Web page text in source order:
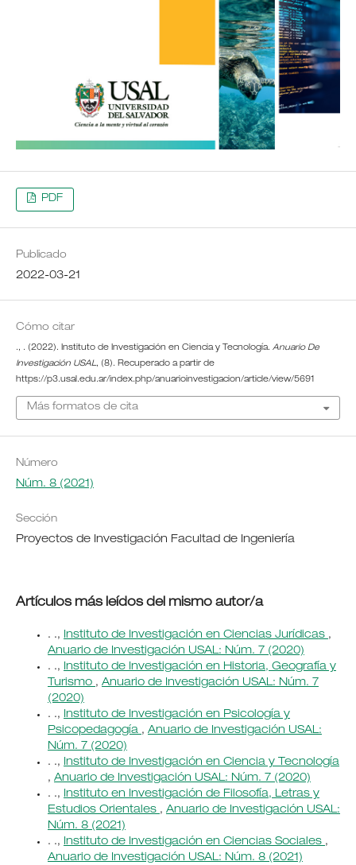
PDF
Publicado
2022-03-21
Cómo citar
., . (2022). Instituto de Investigación en Ciencia y Tecnología. Anuario De
Investigación USAL, (8). Recuperado a partir de
https://p3.usal.edu.ar/index.php/anuarioinvestigacion/article/view/5691
Más formatos de cita
Número
Núm. 8 (2021)
Sección
Proyectos de Investigación Facultad de Ingeniería
Artículos más leídos del mismo autor/a
. ., Instituto de Investigación en Ciencias Jurídicas ,
Anuario de Investigación USAL: Núm. 7 (2020)
. ., Instituto de Investigación en Historia, Geografía y
Turismo , Anuario de Investigación USAL: Núm. 7
(2020)
. ., Instituto de Investigación en Psicología y
Psicopedagogía , Anuario de Investigación USAL:
Núm. 7 (2020)
. ., Instituto de Investigación en Ciencia y Tecnología
, Anuario de Investigación USAL: Núm. 7 (2020)
. ., Instituto en Investigación de Filosofía, Letras y
Estudios Orientales , Anuario de Investigación USAL:
Núm. 8 (2021)
. ., Instituto de Investigación en Ciencias Sociales ,
Anuario de Investigación USAL: Núm. 8 (2021)